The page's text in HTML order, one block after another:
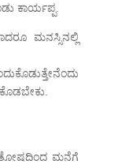
ಕಾರ್ಯಪ್ಪ.
ಮನಸ್ಸಿನಲ್ಲಿ
ಮನೆಗೆ